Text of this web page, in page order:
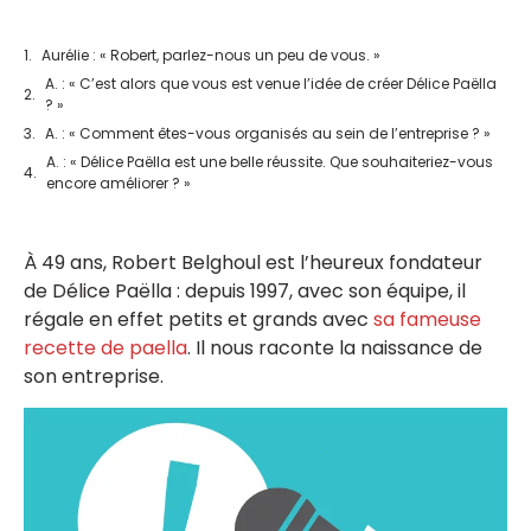
Aurélie : « Robert, parlez-nous un peu de vous. »
A. : « C’est alors que vous est venue l’idée de créer Délice Paëlla
? »
A. : « Comment êtes-vous organisés au sein de l’entreprise ? »
A. : « Délice Paëlla est une belle réussite. Que souhaiteriez-vous
encore améliorer ? »
À 49 ans, Robert Belghoul est l’heureux fondateur
de Délice Paëlla : depuis 1997, avec son équipe, il
régale en effet petits et grands avec sa fameuse
recette de paella. Il nous raconte la naissance de
son entreprise.